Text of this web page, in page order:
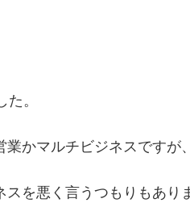
。
かマルチビジネスですが
を悪く言うつもりもあり